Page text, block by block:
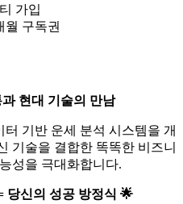
가입
월 구독권
현대 기술의 만남
기반 운세 분석 시스템을 개
기술을 결합한 똑똑한 비즈니
성을 극대화합니다.
당신의 성공 방정식 🌟